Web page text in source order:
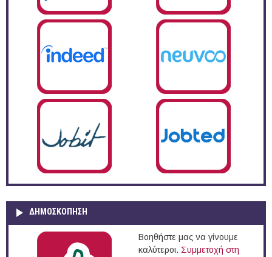
ΔΗΜΟΣΚΌΠΗΣΗ
Βοηθήστε μας να γίνουμε
καλύτεροι. Συμμετοχή στη